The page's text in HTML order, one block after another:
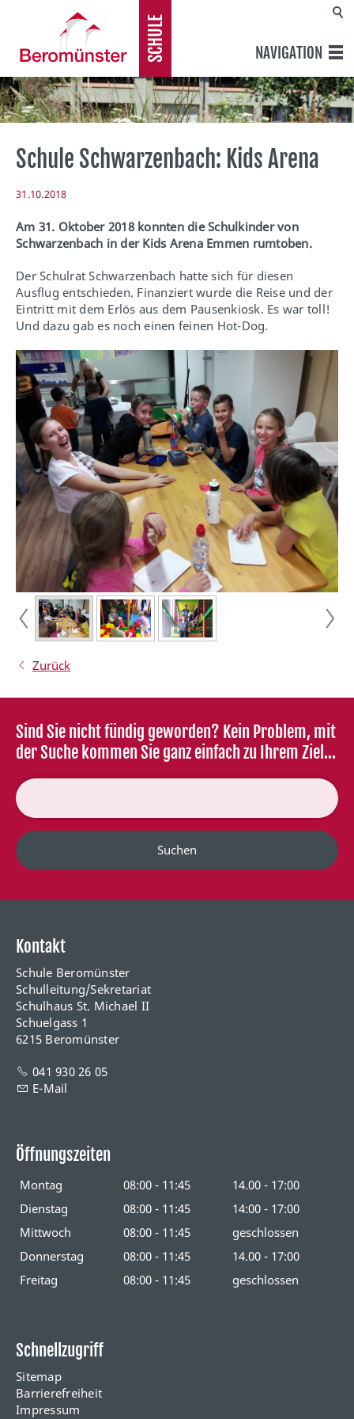
SCHULE NAVIGATION
Schule Schwarzenbach: Kids Arena
31.10.2018
Am 31. Oktober 2018 konnten die Schulkinder von
Schwarzenbach in der Kids Arena Emmen rumtoben.
Der Schulrat Schwarzenbach hatte sich für diesen
Ausflug entschieden. Finanziert wurde die Reise und der
Eintritt mit dem Erlös aus dem Pausenkiosk. Es war toll!
Und dazu gab es noch einen feinen Hot-Dog.
Zurück
Sind Sie nicht fündig geworden? Kein Problem, mit
der Suche kommen Sie ganz einfach zu Ihrem Ziel...
Suchen
Kontakt
Schule Beromünster
Schulleitung/Sekretariat
Schulhaus St. Michael II
Schuelgass 1
6215 Beromünster
041 930 26 05
E-Mail
Öffnungszeiten
Montag 08:00 - 11:45
14.00 - 17:00
Dienstag
08:00 - 11:45
14:00 - 17:00
Mittwoch
08:00 - 11:45
geschlossen
Donnerstag
08:00 - 11:45
14.00 - 17:00
Freitag
08:00 - 11:45 geschlossen
Schnellzugriff
Sitemap
Barrierefreiheit
Impressum